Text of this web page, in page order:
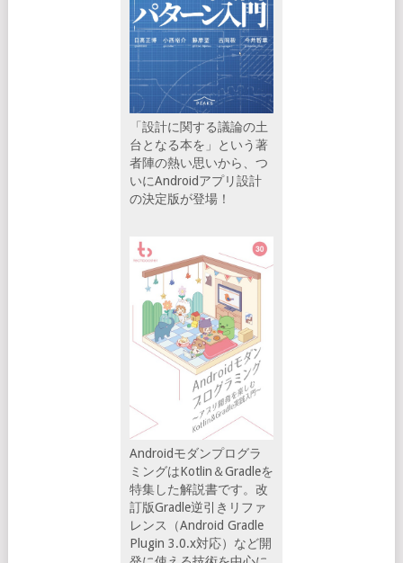
「設計に関する議論の土
台となる本を」という著
者陣の熱い思いから、つ
いにAndroidアプリ設計
の決定版が登場！
Androidモダンプログラ
ミングはKotlin＆Gradleを
特集した解説書です。改
訂版Gradle逆引きリファ
レンス（Android Gradle
Plugin 3.0.x対応）など開